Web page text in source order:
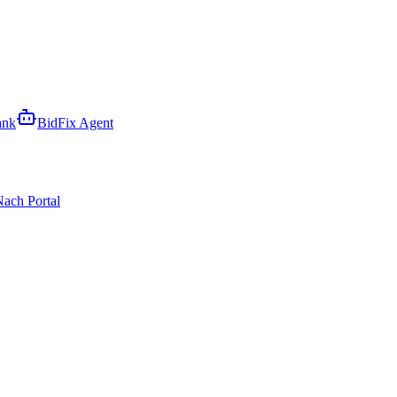
BidFix Agent
Portal